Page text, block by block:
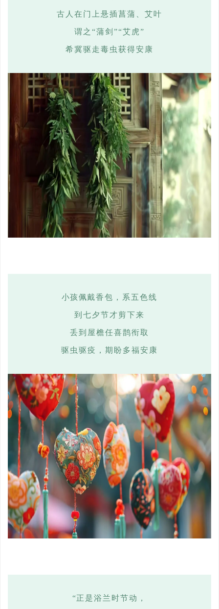
古人在门上悬插菖蒲、艾叶
谓之 “蒲剑”“艾虎”
希冀驱走毒虫获得安康
小孩佩戴香包，系五色线
到七夕节才剪下来
丢到屋檐任喜鹊衔取
驱虫驱疫，期盼多福安 康
“正 是浴兰时节动，